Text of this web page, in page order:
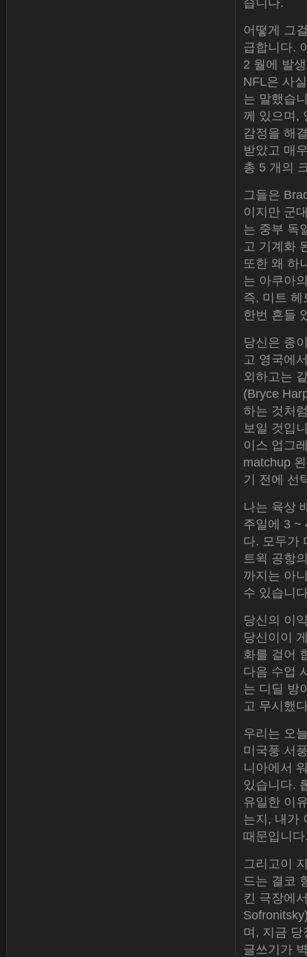
습니다.
어떻게 그
급합니다.
2 월에 발
NFL은 사
는 말했습
께 있으며,
감정을 해
받았고 매
총 5 개의
그들은
이지만 군
는 중부 독
고 기계화
또한 왜 하
는 아쿠아
즉, 미트
한번 흔들
당신은 종
고 영국에
외하고는
(Bryce
하는 것처
보일 것입
이스 업그
matchup
기 전에 선
나는 육상
주일에 3 ~
다. 모두가
트윅 공항
까지는 아
수 있습니
당신의 이
당신이이
화를 걸어
다음 수업
는 디딜 방
고 무시했
우리는 오
미국풍 서
니아에서
있습니다.
유일한 이
는지, 내가
때문입니
그리고이
드는 결코
킨 극장에
며, 지금
글쓰기가